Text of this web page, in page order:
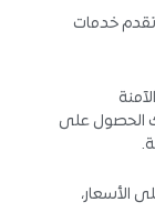
خدمات
الحصول على
الأسعار،